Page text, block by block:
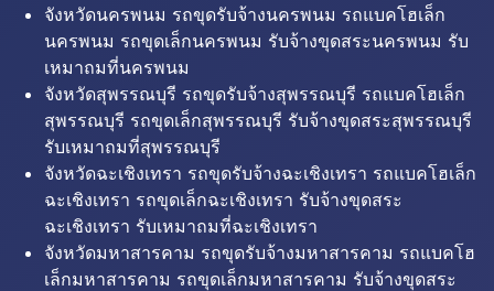
จังหวัดนครพนม รถขุดรับจ้างนครพนม รถแบคโฮเล็ก
นครพนม รถขุดเล็กนครพนม รับจ้างขุดสระนครพนม รับ
เหมาถมที่นครพนม
จังหวัดสุพรรณบุรี รถขุดรับจ้างสุพรรณบุรี รถแบคโฮเล็ก
สุพรรณบุรี รถขุดเล็กสุพรรณบุรี รับจ้างขุดสระสุพรรณบุรี
รับเหมาถมที่สุพรรณบุรี
จังหวัดฉะเชิงเทรา รถขุดรับจ้างฉะเชิงเทรา รถแบคโฮเล็ก
ฉะเชิงเทรา รถขุดเล็กฉะเชิงเทรา รับจ้างขุดสระ
ฉะเชิงเทรา รับเหมาถมที่ฉะเชิงเทรา
จังหวัดมหาสารคาม รถขุดรับจ้างมหาสารคาม รถแบคโฮ
เล็กมหาสารคาม รถขุดเล็กมหาสารคาม รับจ้างขุดสระ